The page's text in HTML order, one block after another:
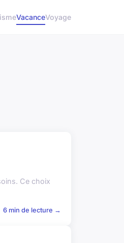
VacanceVoyage
Ce choix
6 min de lecture →